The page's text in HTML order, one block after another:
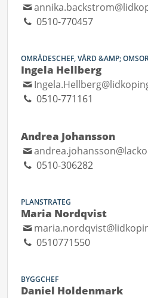
0510-770457
OMRÅDESCHEF, VÅRD &AMP;
Ingela Hellberg
0510-771161
Andrea Johansson
0510-306282
PLANSTRATEG
Maria Nordqvist
0510771550
BYGGCHEF
Daniel Holdenmark